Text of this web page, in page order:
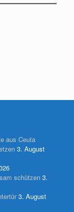
aus Ceuta
3. August
schützen 3.
3. August